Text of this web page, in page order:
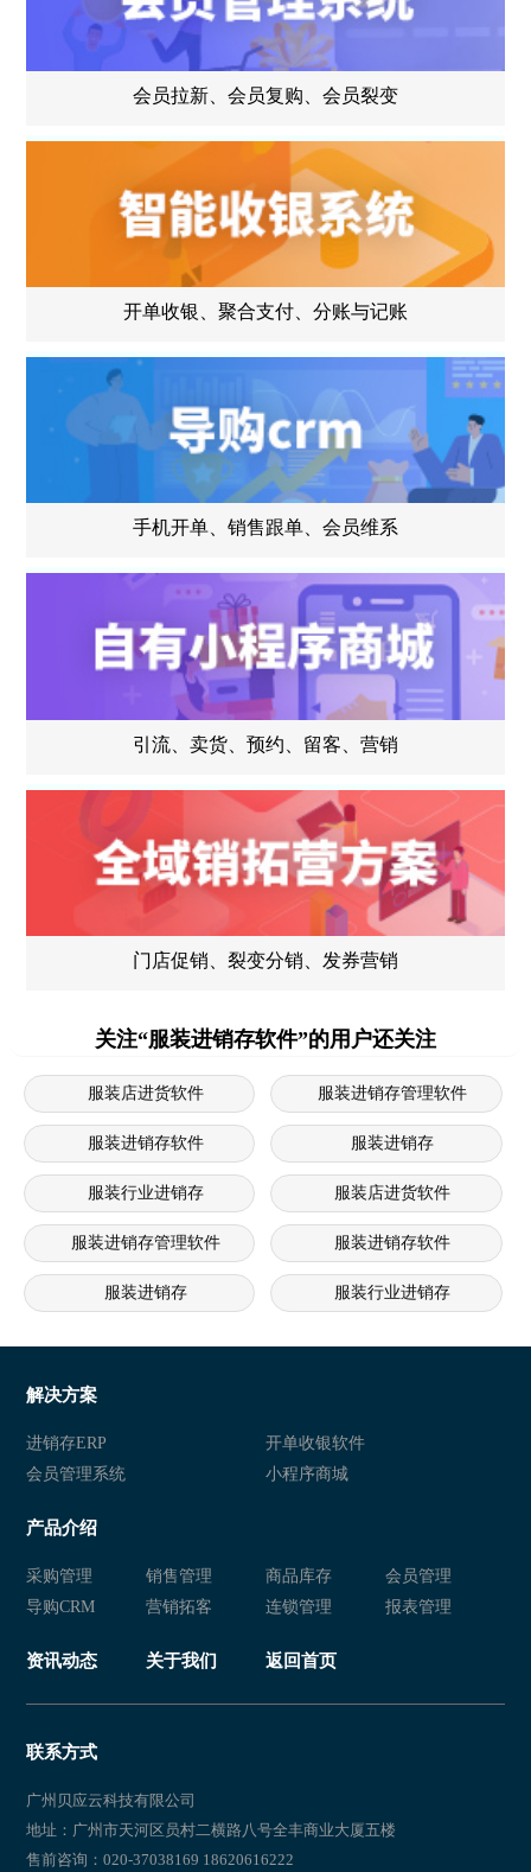
会员拉新、会员复购、会员裂变
开单收银、聚合支付、分账与记账
手机开单、销售跟单、会员维系
引流、卖货、预约、留客、营销
门店促销、裂变分销、发券营销
关注“服装进销存软件”的用户还关注
服装店进货软件 服装进销存管理软件
服装进销存软件 服装进销存
服装行业进销存 服装店进货软件
服装进销存管理软件 服装进销存软件
服装进销存 服装行业进销存
服装店进销存软件 服装店连锁管理系统 服装连锁经营软件
连锁服装店进销存软件 服装销售管理系统 服装店管理系统
服装进销存软件 服装管理系统 服
服装行业进销存 服装进销存软件 服装行业管理软件
服装店铺进销存管理软件 服装店进销存软件 服装门店进销存系统
服装销售进销存软件哪个好 服装店收银软件哪个好 服装销售管理系
服装行业软件 服装进销存系统 服装erp软件
解决方案
进销存ERP
开单收银软件
会员管理系统
小程序商城
产品介绍
采购管理 销售管理 商品库存
会员管理
导购CRM
营销拓客 连锁管理 报表管理
资讯动态 关于我们 返回首页
联系方式
广州贝应云科技有限公司
地址：广州市天河区员村二横路八号全丰商业大厦五楼
售前咨询：020-37038169 18620616222